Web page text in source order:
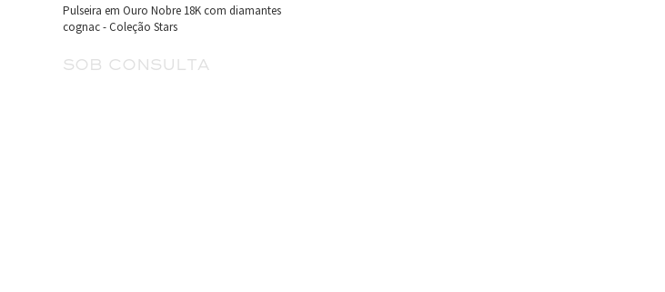
Pulseira em Ouro Nobre 18K com diamantes
cognac - Coleção Stars
sob consulta